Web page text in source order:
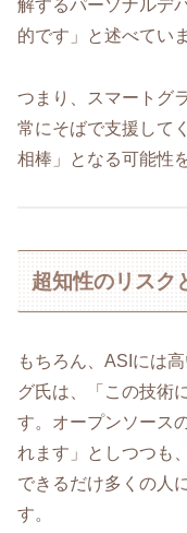
解するパーソナルデ
的です」と述べてい
つまり、スマートグ
常にそばで支援して
相棒」となる可能性
超知性のリスク
もちろん、ASIには
グ氏は、「この技術
す。オープンソース
れます」としつつも
できるだけ多くの人
す。